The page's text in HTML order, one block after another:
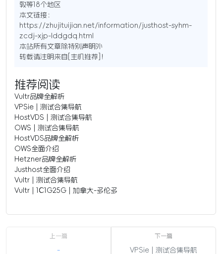
敦等18个地区
本文链接：
https://zhujituijian.net/information/justhost-syhm-
zcdj-xjp-lddgdq.html
本站所有文章除特别声明外
转载请注明来自[ 主机推荐 ]！
推荐阅读
Vultr品牌全解析
VPSie | 测试合集导航
HostVDS | 测试合集导航
OWS | 测试合集导航
HostVDS品牌全解析
OWS全面介绍
Hetzner品牌全解析
Justhost全面介绍
Vultr | 测试合集导航
Vultr | 1C1G25G | 加拿大-多伦多
- VPSie | 测试合集导航